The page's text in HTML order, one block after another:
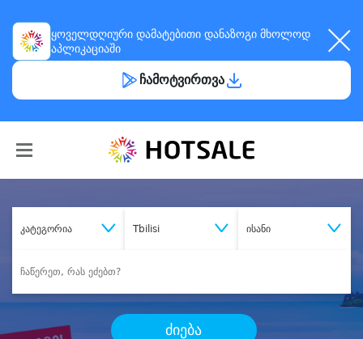
ყოველდღიური დამატებითი დანაზოგი მხოლოდ
აპლიკაციაში
ჩამოტვირთვა
კატეგორია Tbilisi ისანი
ძიება